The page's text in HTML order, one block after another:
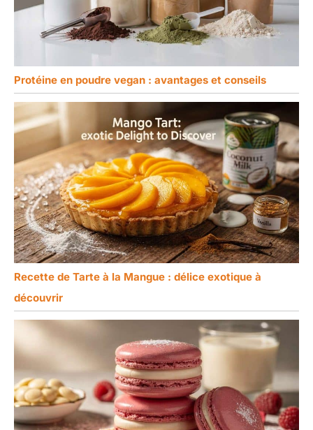
Protéine en poudre vegan : avantages et conseils
Recette de Tarte à la Mangue : délice exotique à
découvrir